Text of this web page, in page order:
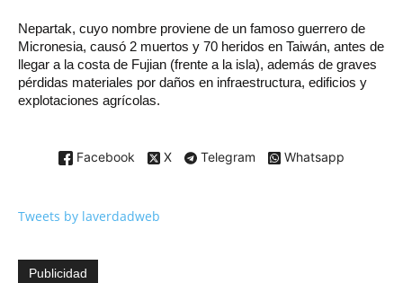
Nepartak, cuyo nombre proviene de un famoso guerrero de
Micronesia, causó 2 muertos y 70 heridos en Taiwán, antes de
llegar a la costa de Fujian (frente a la isla), además de graves
pérdidas materiales por daños en infraestructura, edificios y
explotaciones agrícolas.
Facebook X Telegram Whatsapp
Tweets by laverdadweb
Publicidad